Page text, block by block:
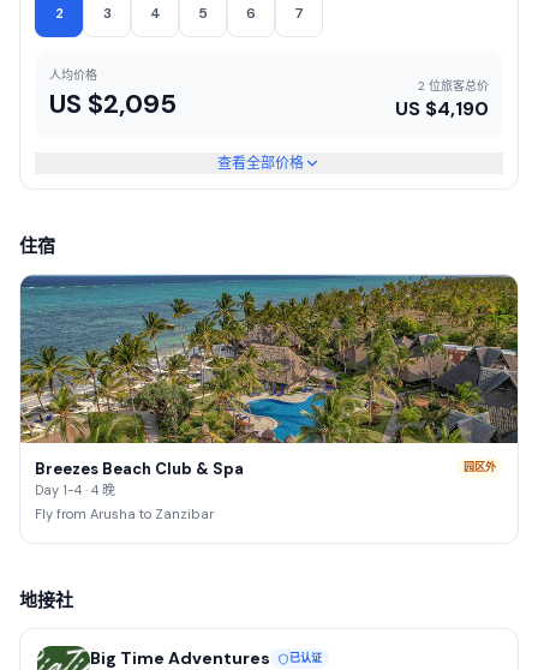
2 3 4 5 6 7
人均价格
US $2,095
2 位旅客总价
US $4,190
查看全部价格
住宿
Breezes Beach Club & Spa
Day 1-4 · 4 晚
Fly from Arusha to Zanzibar
园区外
地接社
Big Time Adventures 已认证